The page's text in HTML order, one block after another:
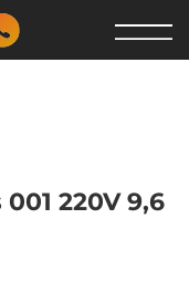
220V 9,6